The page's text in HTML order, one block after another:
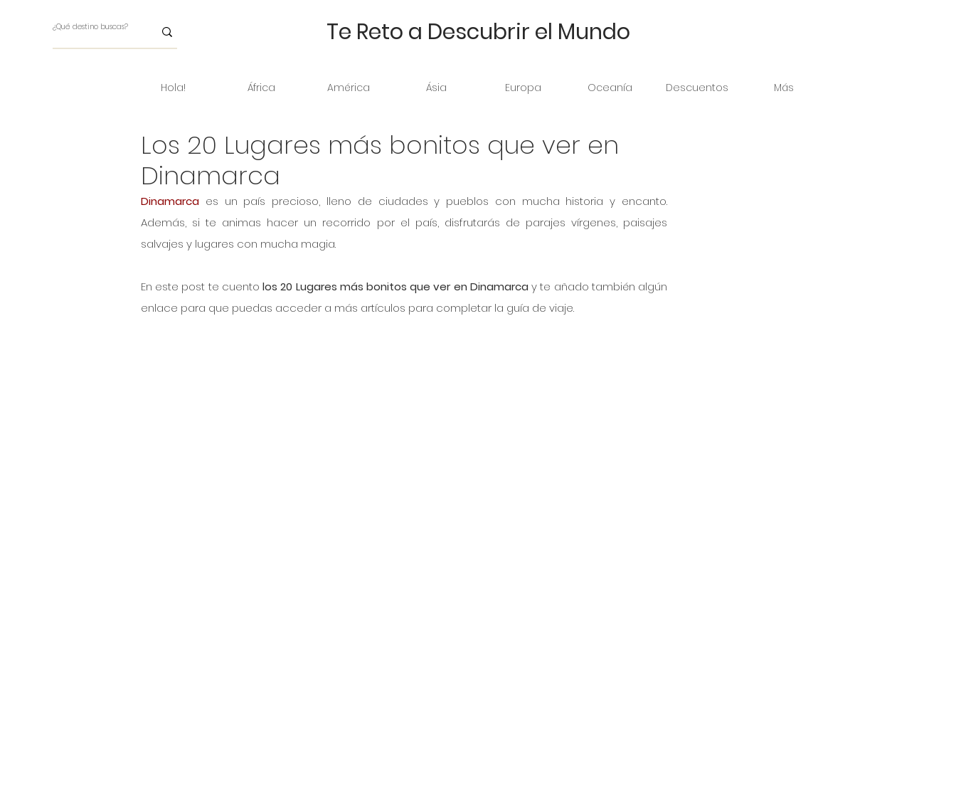
Te Reto a Descubrir el Mundo
Hola! África América Ásia Europa Oceanía Descuentos Más
Los 20 Lugares más bonitos que ver en
Dinamarca
Dinamarca es un país precioso, lleno de ciudades y pueblos con mucha historia y encanto.
Además, si te animas hacer un recorrido por el país, disfrutarás de parajes vírgenes, paisajes
salvajes y lugares con mucha magia.
En este post te cuento los 20 Lugares más bonitos que ver en Dinamarca y te añado también algún
enlace para que puedas acceder a más artículos para completar la guía de viaje.